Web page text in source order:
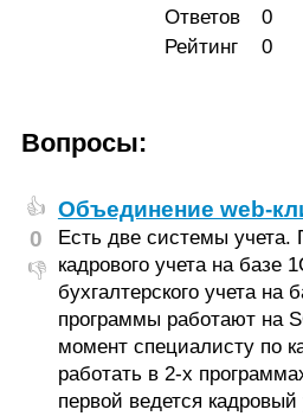
Ответов
0
Рейтинг
0
Вопросы:
👍
0
👎
Объединение web-
Есть две системы учета.
кадрового учета на базе
бухгалтерского учета
программы работают на
момент специалисту по
работать в 2-х
первой ведется